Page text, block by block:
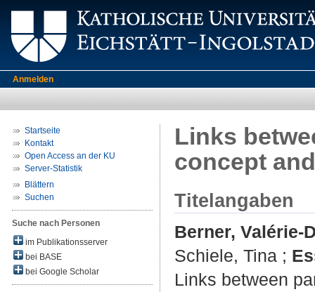
Anmelden
Startseite
Kontakt
Open Access an der KU
Server-Statistik
Blättern
Suchen
Suche nach Personen
im Publikationsserver
bei BASE
bei Google Scholar
Links
concept
Titelangaben
Berner, Valérie-
Schiele, Tina ;
Links between